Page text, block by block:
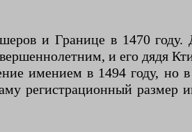
и Границе в 1470 году.
и его дядя
имением в 1494 году, но
регистрационный размер